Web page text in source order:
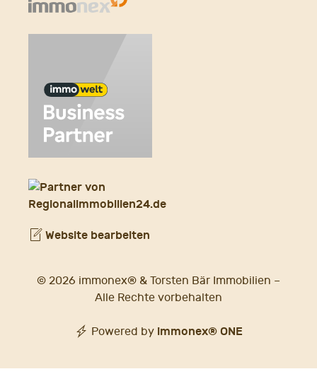
Website bearbeiten
© 2026 immonex® & Torsten Bär Immobilien –
Alle Rechte vorbehalten
Powered by immonex® ONE